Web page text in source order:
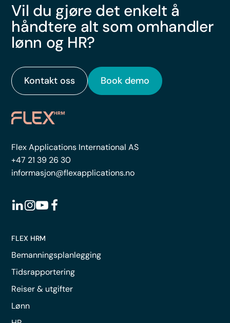
Vil du gjøre det enkelt å
håndtere alt som omhandler
lønn og HR?
Kontakt oss Book demo
Flex Applications International AS
+47 21 39 26 30
informasjon@flexapplications.no
FLEX HRM
Bemanningsplanlegging
Tidsrapportering
Reiser & utgifter
Lønn